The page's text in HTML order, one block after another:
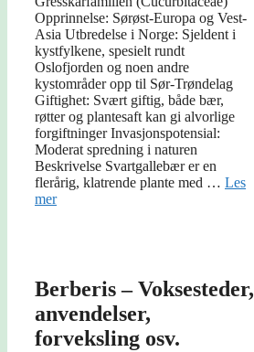
Opprinnelse: Sørøst-Europa og Vest-
Asia Utbredelse i Norge: Sjeldent i
kystfylkene, spesielt rundt
Oslofjorden og noen andre
kystområder opp til Sør-Trøndelag
Giftighet: Svært giftig, både bær,
røtter og plantesaft kan gi alvorlige
forgiftninger Invasjonspotensial:
Moderat spredning i naturen
Beskrivelse Svartgallebær er en
flerårig, klatrende plante med … Les
mer
Berberis – Voksesteder,
anvendelser,
forveksling osv.